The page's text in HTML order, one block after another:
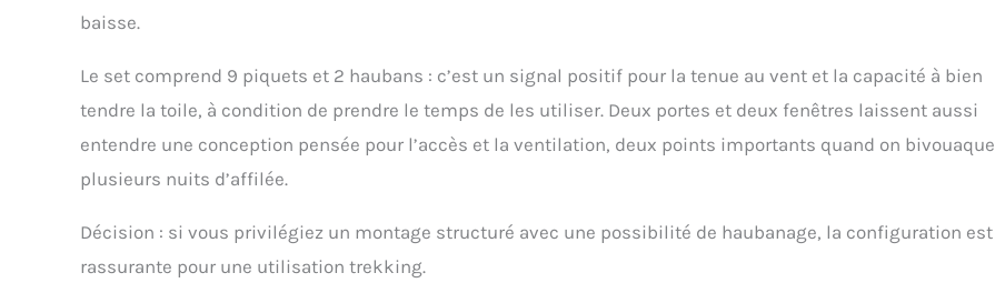
baisse.
Le set comprend 9 piquets et 2 haubans : c’est un signal positif pour la tenue au vent et la capacité à bien
tendre la toile, à condition de prendre le temps de les utiliser. Deux portes et deux fenêtres laissent aussi
entendre une conception pensée pour l’accès et la ventilation, deux points importants quand on bivouaque
plusieurs nuits d’affilée.
Décision : si vous privilégiez un montage structuré avec une possibilité de haubanage, la configuration est
rassurante pour une utilisation trekking.